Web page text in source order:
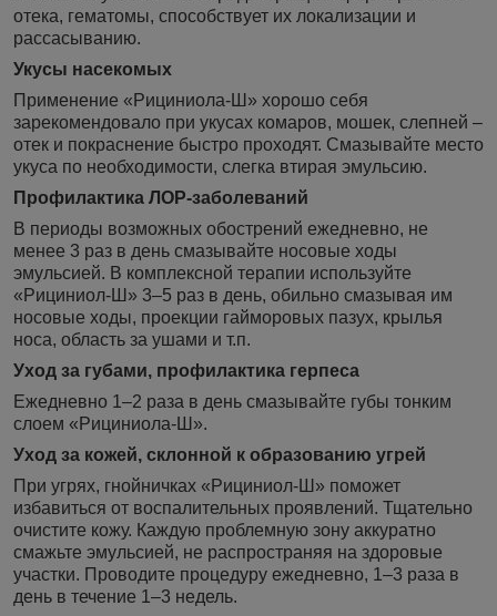
отека, гематомы, способствует их локализации и
рассасыванию.
Укусы насекомых
Применение «Рициниола-Ш» хорошо себя
зарекомендовало при укусах комаров, мошек, слепней –
отек и покраснение быстро проходят. Смазывайте место
укуса по необходимости, слегка втирая эмульсию.
Профилактика ЛОР-заболеваний
В периоды возможных обострений ежедневно, не
менее 3 раз в день смазывайте носовые ходы
эмульсией. В комплексной терапии используйте
«Рициниол-Ш» 3–5 раз в день, обильно смазывая им
носовые ходы, проекции гайморовых пазух, крылья
носа, область за ушами и т.п.
Уход за губами, профилактика герпеса
Ежедневно 1–2 раза в день смазывайте губы тонким
слоем «Рициниола-Ш».
Уход за кожей, склонной к образованию угрей
При угрях, гнойничках «Рициниол-Ш» поможет
избавиться от воспалительных проявлений. Тщательно
очистите кожу. Каждую проблемную зону аккуратно
смажьте эмульсией, не распространяя на здоровые
участки. Проводите процедуру ежедневно, 1–3 раза в
день в течение 1–3 недель.